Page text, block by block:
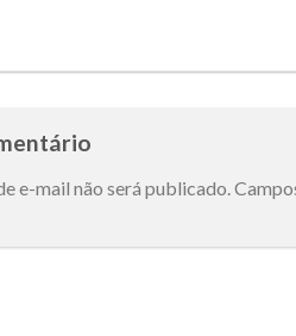
e-mail não será publicado.